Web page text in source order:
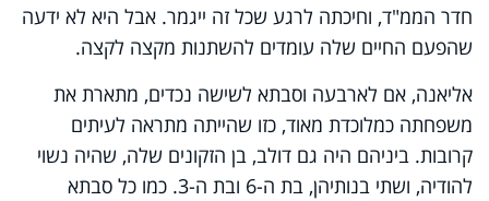
חדר הממ"ד, וחיכתה לרגע שכל זה ייגמר. אבל היא לא ידעה
שהפעם החיים שלה עומדים להשתנות מקצה לקצה.
אליאנה, אם לארבעה וסבתא לשישה נכדים, מתארת את
משפחתה כמלוכדת מאוד, כזו שהייתה מתראה לעיתים
קרובות. ביניהם היה גם דולב, בן הזקונים שלה, שהיה נשוי
להודיה, ושתי בנותיהן, בת ה-6 ובת ה-3. כמו כל סבתא